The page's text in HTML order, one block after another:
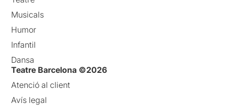
Musicals
Humor
Infantil
Dansa
Teatre Barcelona ©2026
Atenció al client
Avís legal